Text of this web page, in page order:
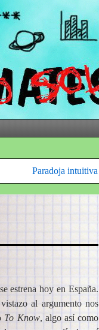
Paradoja intuitiva
estrena hoy en España.
al argumento nos
To Know, algo así como